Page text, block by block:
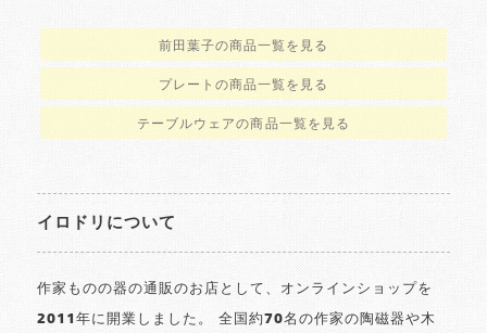
前田葉子の商品一覧を見る
プレートの商品一覧を見る
テーブルウェアの商品一覧を見る
イロドリについて
作家ものの器の通販のお店として、オンラインショップを
2011年に開業しました。 全国約70名の作家の陶磁器や木